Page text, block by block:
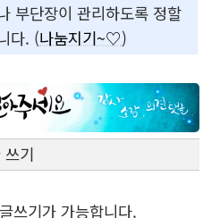
부단장이 관리하도록 정할
다. (나눔지기~♡)
쓰기
쓰기가 가능합니다.